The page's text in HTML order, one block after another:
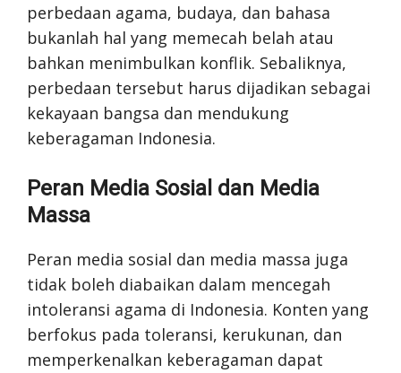
perbedaan agama, budaya, dan bahasa
bukanlah hal yang memecah belah atau
bahkan menimbulkan konflik. Sebaliknya,
perbedaan tersebut harus dijadikan sebagai
kekayaan bangsa dan mendukung
keberagaman Indonesia.
Peran Media Sosial dan Media
Massa
Peran media sosial dan media massa juga
tidak boleh diabaikan dalam mencegah
intoleransi agama di Indonesia. Konten yang
berfokus pada toleransi, kerukunan, dan
memperkenalkan keberagaman dapat